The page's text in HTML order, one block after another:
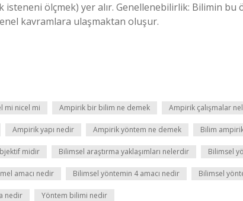
isteneni ölçmek) yer alır. Genellenebilirlik: Bilimin bu
kavramlara ulaşmaktan oluşur.
mi nicel mi Ampirik bir bilim ne demek Ampirik çalışmalar
Ampirik yapı nedir Ampirik yöntem ne demek Bilim
midir Bilimsel araştırma yaklaşımları nelerdir Bilimsel
amacı nedir Bilimsel yöntemin 4 amacı nedir Bilimsel
nedir Yöntem bilimi nedir